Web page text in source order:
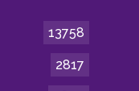
13758
2817